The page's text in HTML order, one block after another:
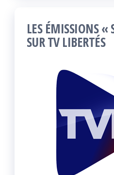
LES ÉMISSIONS «
SUR TV LIBERTÉS